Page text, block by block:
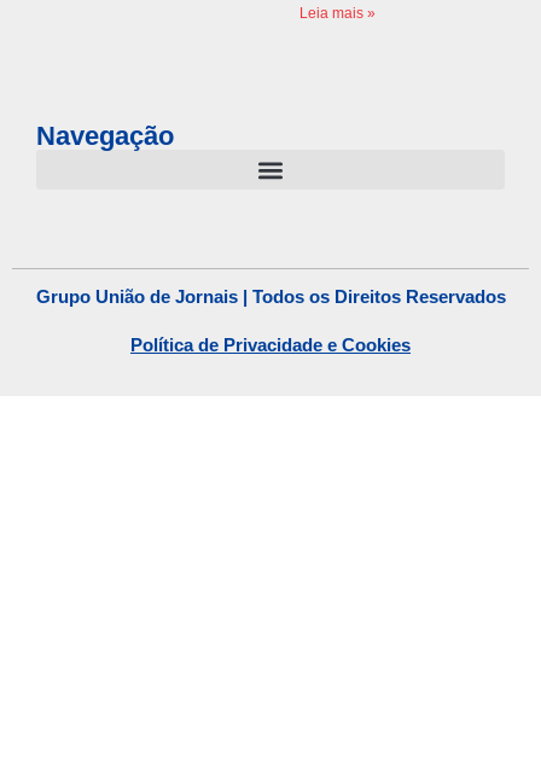
Leia mais »
Navegação
Grupo União de Jornais | Todos os Direitos Reservados
Política de Privacidade e Cookies